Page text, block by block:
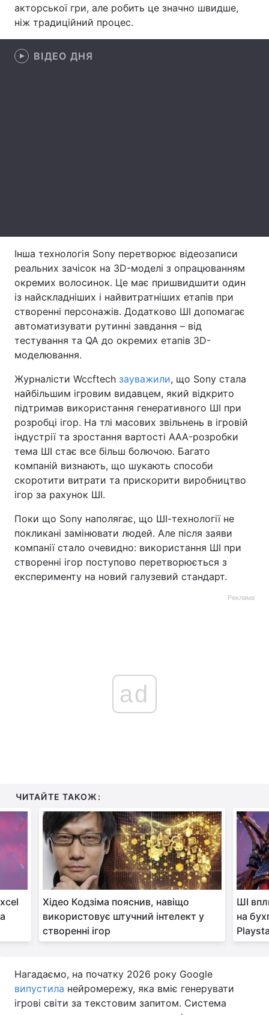
Інтерв'ю
акторської гри, але робить це значно швидше,
ніж традиційний процес.
ВІДЕО ДНЯ
Інша технологія Sony перетворює відеозаписи
реальних зачісок на 3D-моделі з опрацюванням
окремих волосинок. Це має пришвидшити один
із найскладніших і найвитратніших етапів при
створенні персонажів. Додатково ШІ допомагає
автоматизувати рутинні завдання – від
тестування та QA до окремих етапів 3D-
моделювання.
Журналісти Wccftech зауважили, що Sony стала
найбільшим ігровим видавцем, який відкрито
підтримав використання генеративного ШІ при
розробці ігор. На тлі масових звільнень в ігровій
індустрії та зростання вартості AAA-розробки
тема ШІ стає все більш болючою. Багато
компаній визнають, що шукають способи
скоротити витрати та прискорити виробництво
ігор за рахунок ШІ.
Поки що Sony наполягає, що ШІ-технології не
покликані замінювати людей. Але після заяви
компанії стало очевидно: використання ШІ при
створенні ігор поступово перетворюється з
експерименту на новий галузевий стандарт.
Реклама
ad
ЧИТАЙТЕ ТАКОЖ:
Хідео Кодзіма пояснив, навіщо
використовує штучний інтелект у
створенні ігор
ШІ
на
Нагадаємо, на початку 2026 року Google
випустила нейромережу, яка вміє генерувати
ігрові світи за текстовим запитом. Система